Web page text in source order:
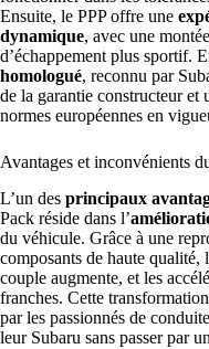
Ensuite, le PPP offre une
dynamique, avec une
d’échappement plus sportif.
homologué, reconnu par
de la garantie constructeur et
normes européennes en
Avantages et inconvénients
L’un des principaux
Pack réside dans l’
du véhicule. Grâce à une
composants de haute qualité,
couple augmente, et les
franches. Cette
par les passionnés de
leur Subaru sans passer par